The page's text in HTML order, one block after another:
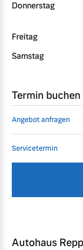
Donnerstag
Freitag
Samstag
Termin buchen
Angebot anfragen
Servicetermin
Autohaus